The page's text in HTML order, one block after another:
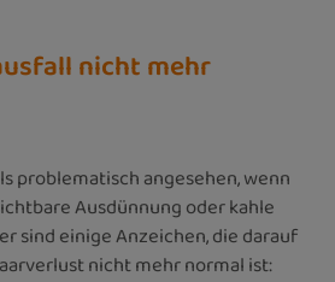
nicht mehr
problematisch angesehen, wenn
Ausdünnung oder kahle
sind einige Anzeichen, die darauf
nicht mehr normal ist: